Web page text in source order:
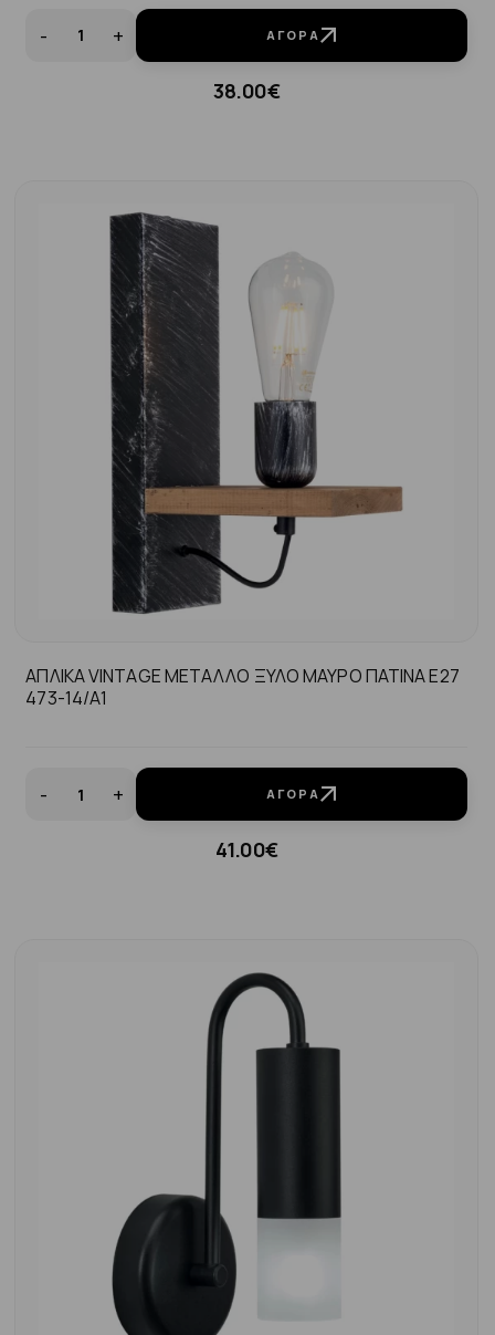
- + ΑΓΟΡΆ
38.00€
ΑΠΛΙΚΑ VINTAGE ΜΕΤΑΛΛΟ ΞΥΛΟ ΜΑΥΡΟ ΠΑΤΙΝΑ Ε27
473-14/Α1
- + ΑΓΟΡΆ
41.00€